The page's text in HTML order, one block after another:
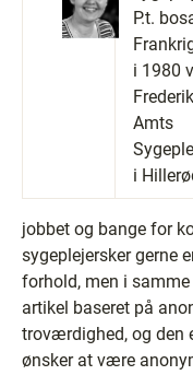
P.t.
i 1980
Amts
i
jobbet og bange for
sygeplejersker gerne
forhold, men i
artikel baseret på
troværdighed, og den
ønsker at være